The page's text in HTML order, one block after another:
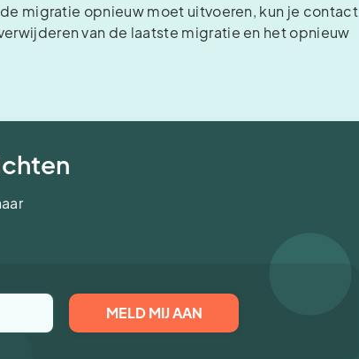
migratie opnieuw moet uitvoeren, kun je contact
van de laatste migratie en het opnieuw